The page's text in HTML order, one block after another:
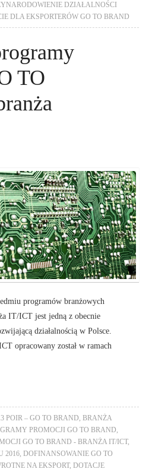
DZIAŁALNOŚCI
DLA EKSPORTERÓW GO TO BRAND
TO
programów branżowych
IT/ICT jest jedną z obecnie
działalnością w Polsce.
opracowany został w ramach
POIR – GO TO BRAND ,BRANŻA
PROMOCJI GO TO BRAND
GO TO BRAND - BRANŻA IT/ICT,
2016 ,DOFINANSOWANIE GO TO
NA EKSPORT,DOTACJE